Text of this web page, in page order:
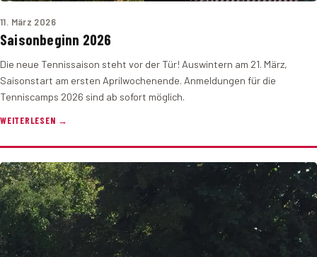
11. März 2026
Saisonbeginn 2026
Die neue Tennissaison steht vor der Tür! Auswintern am 21. März,
Saisonstart am ersten Aprilwochenende. Anmeldungen für die
Tenniscamps 2026 sind ab sofort möglich.
WEITERLESEN →